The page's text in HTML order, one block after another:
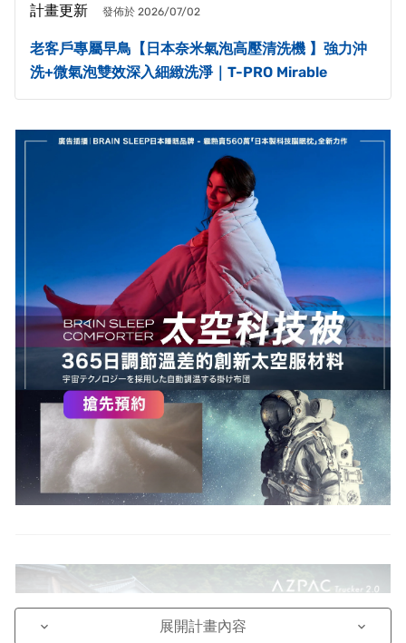
計畫更新 發佈於 2026/07/02
老客戶專屬早鳥【日本奈米氣泡高壓清洗機 】強力沖
洗+微氣泡雙效深入細緻洗淨｜T-PRO Mirable
keyboard_arrow_down 展開計畫內容 keyboard_arrow_down